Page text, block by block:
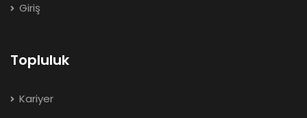
Giriş
Topluluk
Kariyer